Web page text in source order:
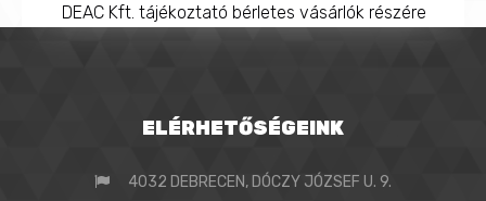
DEAC Kft. tájékoztató bérletes vásárlók részére
ELÉRHETŐSÉGEINK
4032 DEBRECEN, DÓCZY JÓZSEF U. 9.